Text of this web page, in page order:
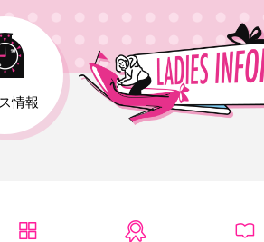
情報